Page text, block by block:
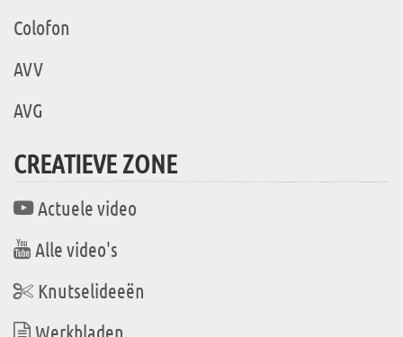
Colofon
AVV
AVG
CREATIEVE ZONE
Actuele video
Alle video's
Knutselideeën
Werkbladen